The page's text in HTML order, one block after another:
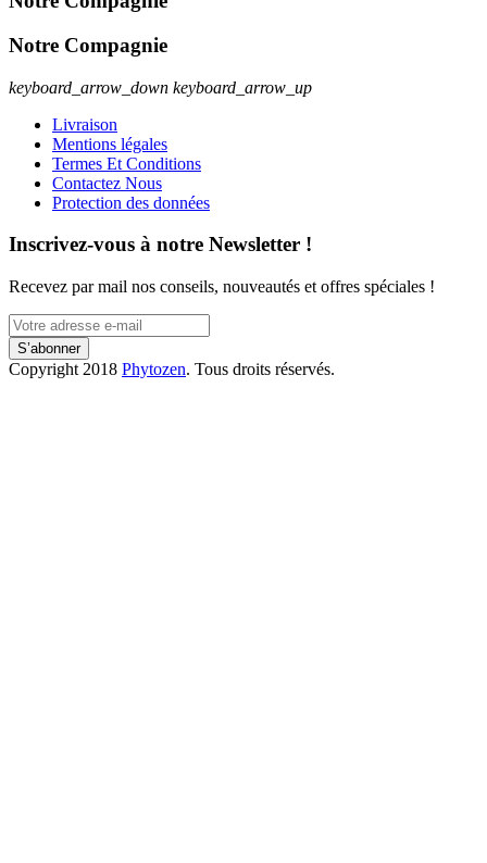
Notre Compagnie
keyboard_arrow_down keyboard_arrow_up
Livraison
Mentions légales
Termes Et Conditions
Contactez Nous
Protection des données
Inscrivez-vous à notre Newsletter !
Recevez par mail nos conseils, nouveautés et offres spéciales !
S’abonner
Copyright 2018 Phytozen. Tous droits réservés.